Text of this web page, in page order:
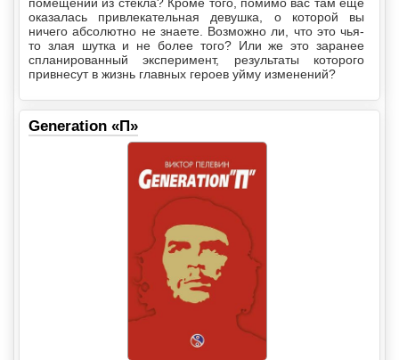
помещении из стекла? Кроме того, помимо вас там еще
оказалась привлекательная девушка, о которой вы
ничего абсолютно не знаете. Возможно ли, что это чья-
то злая шутка и не более того? Или же это заранее
спланированный эксперимент, результаты которого
привнесут в жизнь главных героев уйму изменений?
Generation «П»